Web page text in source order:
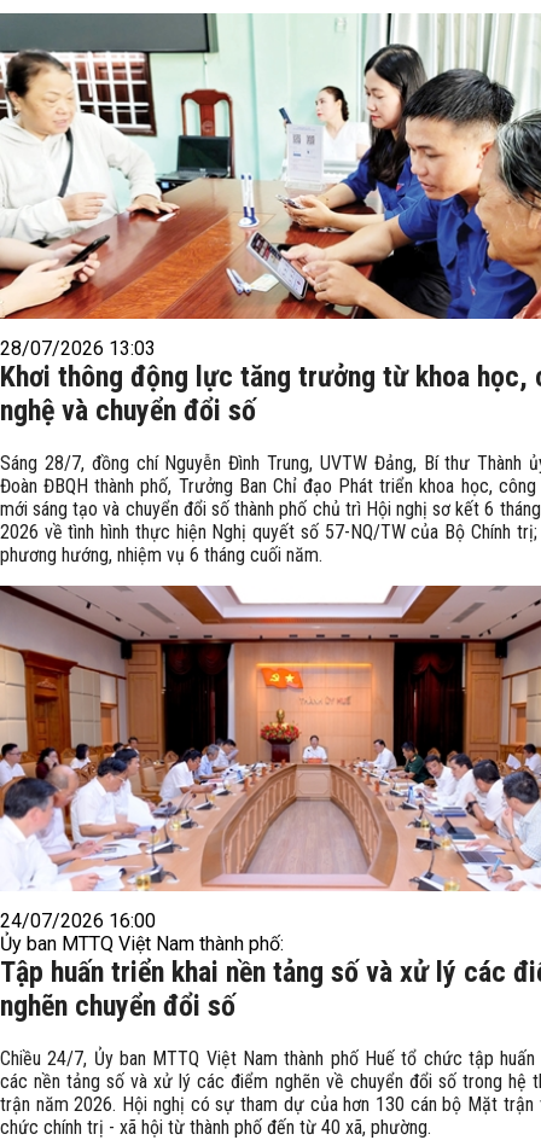
28/07/2026 13:03
Khơi thông động lực tăng trưởng từ khoa học,
nghệ và chuyển đổi số
Sáng 28/7, đồng chí Nguyễn Đình Trung, UVTW Đảng, Bí thư Thành
Đoàn ĐBQH thành phố, Trưởng Ban Chỉ đạo Phát triển khoa học, công
mới sáng tạo và chuyển đổi số thành phố chủ trì Hội nghị sơ kết 6
2026 về tình hình thực hiện Nghị quyết số 57-NQ/TW của Bộ Chính
phương hướng, nhiệm vụ 6 tháng cuối năm.
24/07/2026 16:00
Ủy ban MTTQ Việt Nam thành phố:
Tập huấn triển khai nền tảng số và xử lý các
nghẽn chuyển đổi số
Chiều 24/7, Ủy ban MTTQ Việt Nam thành phố Huế tổ chức tập huấn
các nền tảng số và xử lý các điểm nghẽn về chuyển đổi số trong hệ
trận năm 2026. Hội nghị có sự tham dự của hơn 130 cán bộ Mặt trận
chức chính trị - xã hội từ thành phố đến từ 40 xã, phường.